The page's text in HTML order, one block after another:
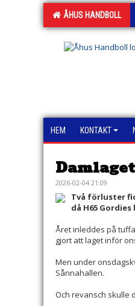
ÅHUS HANDBOLL
HEM KONTAKT
2026-02-04 21:09
Två förluster
då H65
Året inleddes på
gjort att laget inför
Men under
Sånnahallen.
Och revansch skulle